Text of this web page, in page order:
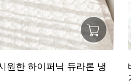
원한 하이퍼닉 듀라론 냉